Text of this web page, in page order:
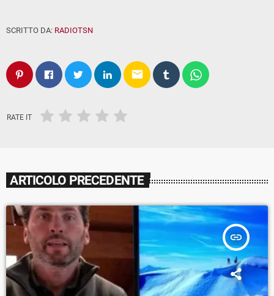
SCRITTO DA: RADIOTSN
email
RATE IT
ARTICOLO PRECEDENTE
insert_link